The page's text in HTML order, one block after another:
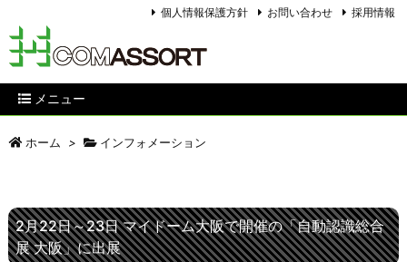
メニュー
個人情報保護方針 お問い合わせ 採用情報
ホーム > インフォメーション
2月22日～23日 マイドーム大阪で開催の「自動認識総合
展 大阪」に出展